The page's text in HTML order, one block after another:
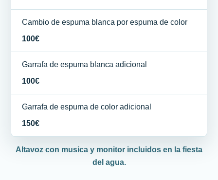
Cambio de espuma blanca por espuma de color
100€
Garrafa de espuma blanca adicional
100€
Garrafa de espuma de color adicional
150€
Altavoz con musica y monitor incluidos en la fiesta
del agua.